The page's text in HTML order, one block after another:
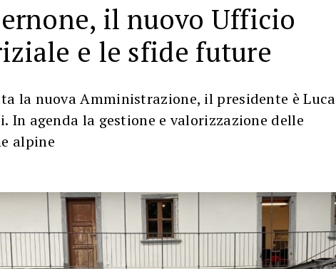
il nuovo Ufficio
e le sfide future
la nuova Amministrazione, il presidente è Luca
In agenda la gestione e valorizzazione delle
alpine